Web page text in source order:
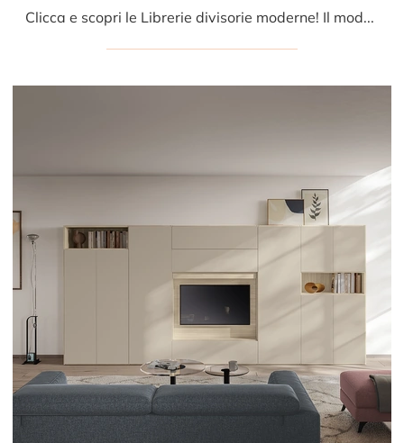
Clicca e scopri le Librerie divisorie moderne! Il modello Golf Infinity R102 Colombini Casa saprà completare un soggiorno pratico e dinamico.